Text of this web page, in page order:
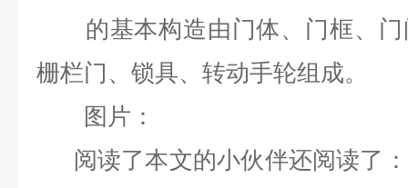
的基本构造由门体、门框、门
栅栏门、锁具、转动手轮组成。
图片：
阅读了本文的小伙伴还阅读了：